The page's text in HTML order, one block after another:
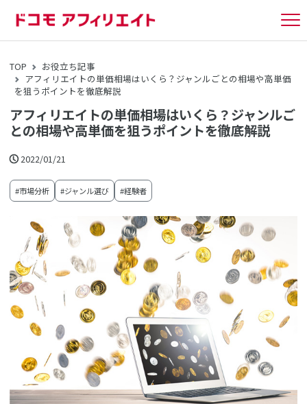
TOP
お役立ち記事
アフィリエイトの単価相場はいくら？ジャンルごとの相場や高単価
を狙うポイントを徹底解説
アフィリエイトの単価相場はいくら？ジャンルご
との相場や高単価を狙うポイントを徹底解説
2022/01/21
#市場分析 #ジャンル選び #経験者